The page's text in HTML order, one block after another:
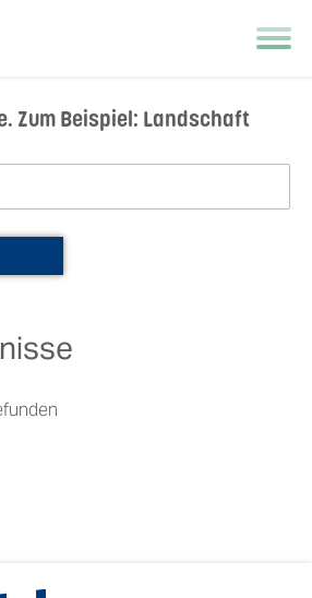
Zum Beispiel: Landschaft